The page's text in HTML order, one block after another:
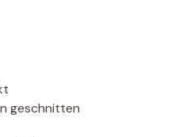
geschnitten